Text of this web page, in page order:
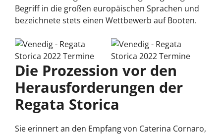
Begriff in die großen europäischen Sprachen und
bezeichnete stets einen Wettbewerb auf Booten.
Die Prozession vor den
Herausforderungen der
Regata Storica
Sie erinnert an den Empfang von Caterina Cornaro,